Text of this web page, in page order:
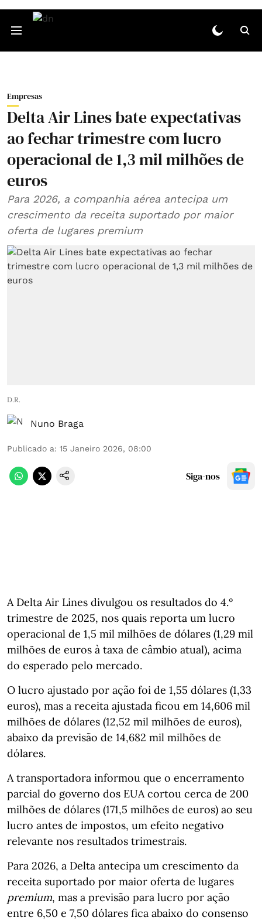
Empresas
Delta Air Lines bate expectativas
ao fechar trimestre com lucro
operacional de 1,3 mil milhões de
euros
Para 2026, a companhia aérea antecipa um
crescimento da receita suportado por maior
oferta de lugares premium
D.R.
Nuno Braga
Publicado a: 15 Janeiro 2026, 08:00
Siga-nos
A Delta Air Lines divulgou os resultados do 4.º
trimestre de 2025, nos quais reporta um lucro
operacional de 1,5 mil milhões de dólares (1,29 mil
milhões de euros à taxa de câmbio atual), acima
do esperado pelo mercado.
O lucro ajustado por ação foi de 1,55 dólares (1,33
euros), mas a receita ajustada ficou em 14,606 mil
milhões de dólares (12,52 mil milhões de euros),
abaixo da previsão de 14,682 mil milhões de
dólares.
A transportadora informou que o encerramento
parcial do governo dos EUA cortou cerca de 200
milhões de dólares (171,5 milhões de euros) ao seu
lucro antes de impostos, um efeito negativo
relevante nos resultados trimestrais.
Para 2026, a Delta antecipa um crescimento da
receita suportado por maior oferta de lugares
premium, mas a previsão para lucro por ação
entre 6,50 e 7,50 dólares fica abaixo do consenso